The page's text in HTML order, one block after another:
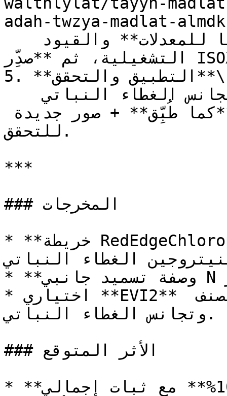
adah-twzya-madlat-
التشغيلية، ثم **صدِّر ISOXML** للموزّع/الطرفية.
5. **التطبيق والتحقق**\
للتحقق.
***
### المخرجات
* **خريطة RedEdgeChlorophyll** (مؤشر بديل
الغطاء النباتي).
* **وصفة تسميد جانبي N بمعدل متغير** (ISOXML).
* اختياري **EVI2** لإظهار الفروق المرتبطة بالصنف
وتجانس الغطاء النباتي.
### الأثر المتوقع
* **الغلة:** مبلّغ عنها **+5–10%** مع ثبات إجمالي